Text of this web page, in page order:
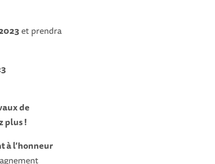
et prendra
de
plus !
à l’honneur